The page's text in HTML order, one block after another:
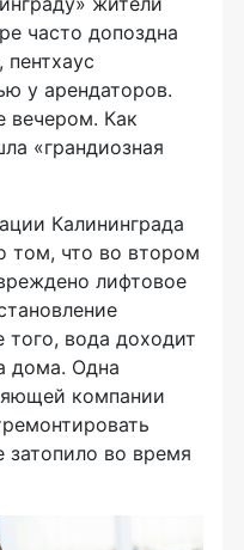
часто допоздна
пентхаус
у арендаторов.
вечером. Как
«грандиозная
Калининграда
том, что во втором
лифтовое
того, вода доходит
дома. Одна
компании
во время